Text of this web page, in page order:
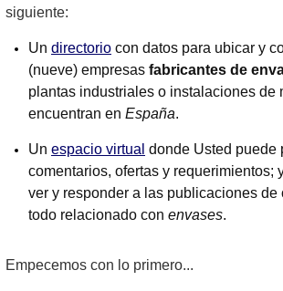
siguiente:
Un directorio con datos para ubicar y
(nueve) empresas fabricantes de
plantas industriales o instalaciones de
encuentran en España.
Un espacio virtual donde Usted puede
comentarios, ofertas y requerimientos;
ver y responder a las publicaciones de
todo relacionado con envases.
Empecemos con lo primero...